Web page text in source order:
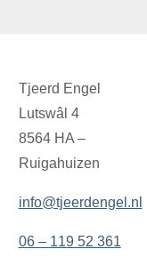
Tjeerd Engel
Lutswâl 4
8564 HA –
Ruigahuizen
info@tjeerdengel.nl
06 – 119 52 361